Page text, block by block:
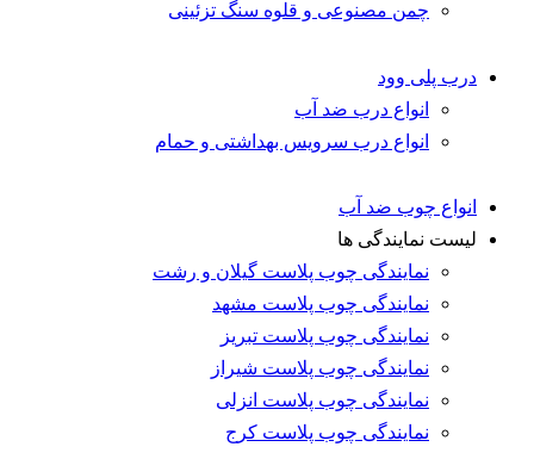
چمن مصنوعی و قلوه سنگ تزئینی
پلی وود
انواع درب ضد آب
انواع درب سرویس بهداشتی و حمام
چوب ضد آب
نمایندگی ها
نمایندگی چوب پلاست گیلان و رشت
نمایندگی چوب پلاست مشهد
نمایندگی چوب پلاست تبریز
نمایندگی چوب پلاست شیراز
نمایندگی چوب پلاست انزلی
نمایندگی چوب پلاست کرج